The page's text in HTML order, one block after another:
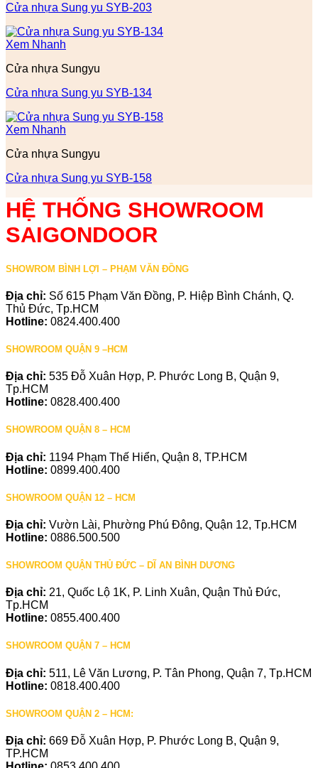
Cửa nhựa Sung yu SYB-203
Xem Nhanh
Cửa nhựa Sungyu
Cửa nhựa Sung yu SYB-134
Xem Nhanh
Cửa nhựa Sungyu
Cửa nhựa Sung yu SYB-158
HỆ THỐNG SHOWROOM
SAIGONDOOR
SHOWROM BÌNH LỢI – PHẠM VĂN ĐỒNG
Địa chỉ: Số 615 Phạm Văn Đồng, P. Hiệp Bình Chánh, Q.
Thủ Đức, Tp.HCM
Hotline: 0824.400.400
SHOWROOM QUẬN 9 –HCM
Địa chỉ: 535 Đỗ Xuân Hợp, P. Phước Long B, Quận 9,
Tp.HCM
Hotline: 0828.400.400
SHOWROOM QUẬN 8 – HCM
Địa chỉ: 1194 Phạm Thế Hiển, Quận 8, TP.HCM
Hotline: 0899.400.400
SHOWROOM QUẬN 12 – HCM
Địa chỉ: Vườn Lài, Phường Phú Đông, Quận 12, Tp.HCM
Hotline: 0886.500.500
SHOWROOM QUẬN THỦ ĐỨC – DĨ AN BÌNH DƯƠNG
Địa chỉ: 21, Quốc Lộ 1K, P. Linh Xuân, Quận Thủ Đức,
Tp.HCM
Hotline: 0855.400.400
SHOWROOM QUẬN 7 – HCM
Địa chỉ: 511, Lê Văn Lương, P. Tân Phong, Quận 7, Tp.HCM
Hotline: 0818.400.400
SHOWROOM QUẬN 2 – HCM:
Địa chỉ: 669 Đỗ Xuân Hợp, P. Phước Long B, Quận 9,
TP.HCM